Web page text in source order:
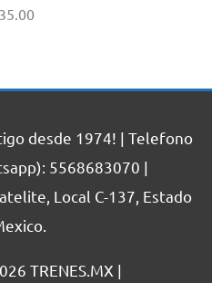
desde 1974! | Telefono
5568683070 |
Local C-137, Estado
TRENES.MX |